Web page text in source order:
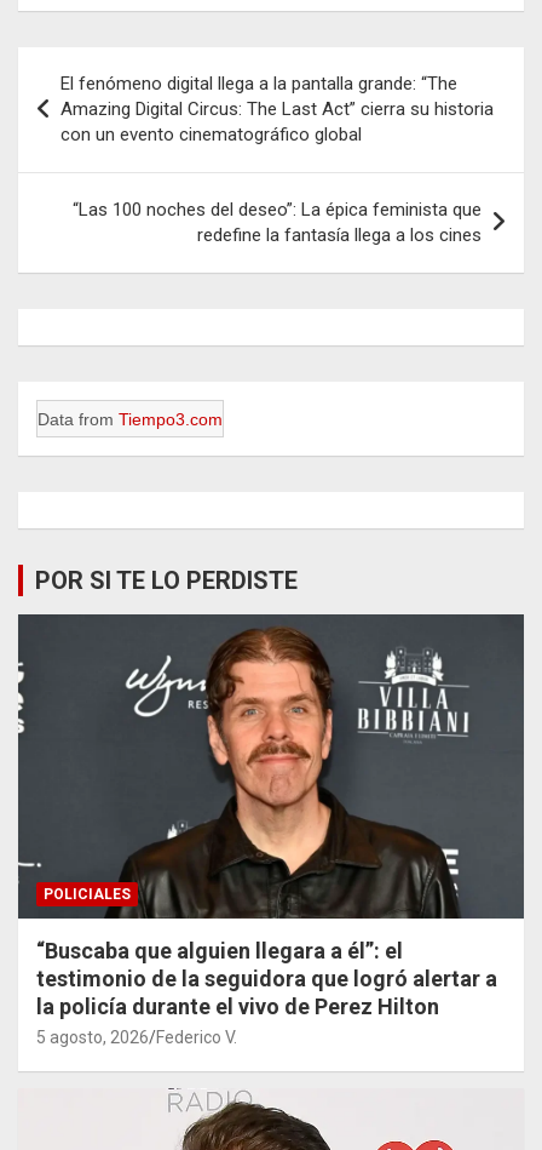
de
entradas
El fenómeno digital llega a la pantalla grande: “The
Amazing Digital Circus: The Last Act” cierra su historia
con un evento cinematográfico global
“Las 100 noches del deseo”: La épica feminista que
redefine la fantasía llega a los cines
Data from Tiempo3.com
POR SI TE LO PERDISTE
POLICIALES
“Buscaba que alguien llegara a él”: el
testimonio de la seguidora que logró alertar a
la policía durante el vivo de Perez Hilton
5 agosto, 2026 Federico V.